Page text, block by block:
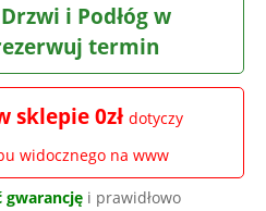
i Podłóg w
termin
sklepie 0zł dotyczy
widocznego na www
gwarancję i prawidłowo